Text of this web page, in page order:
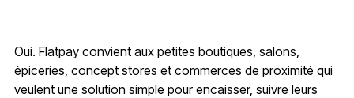
Oui. Flatpay convient aux petites boutiques, salons,
épiceries, concept stores et commerces de proximité qui
veulent une solution simple pour encaisser, suivre leurs